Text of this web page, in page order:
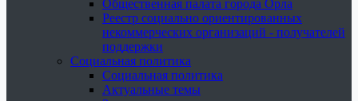
Общественная палата города Орла
Реестр социально ориентированных
некоммерческих организаций - получателей
поддержки
Социальная политика
Социальная политика
Актуальные темы